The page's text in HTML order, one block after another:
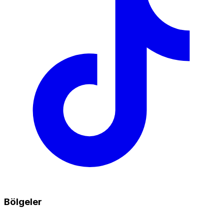
Bölgeler